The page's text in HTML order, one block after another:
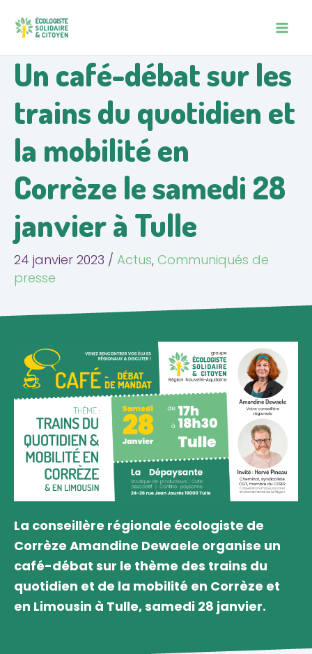
au
MAIN
Un café-débat sur les
trains du quotidien et
la mobilité en
Corrèze le samedi 28
janvier à Tulle
24 janvier 2023 / Actus, Communiqués de
presse
La conseillère régionale écologiste de
Corrèze Amandine Dewaele organise un
café-débat sur le thème des trains du
quotidien et de la mobilité en Corrèze et
en Limousin à Tulle, samedi 28 janvier.
des